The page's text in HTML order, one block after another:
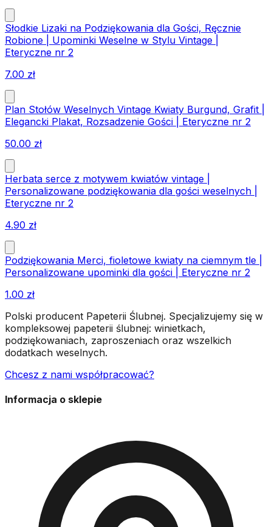
Słodkie Lizaki na Podziękowania dla Gości, Ręcznie
Robione | Upominki Weselne w Stylu Vintage |
Eteryczne nr 2
7.00 zł
Plan Stołów Weselnych Vintage Kwiaty Burgund, Grafit |
Elegancki Plakat, Rozsadzenie Gości | Eteryczne nr 2
50.00 zł
Herbata serce z motywem kwiatów vintage |
Personalizowane podziękowania dla gości weselnych |
Eteryczne nr 2
4.90 zł
Podziękowania Merci, fioletowe kwiaty na ciemnym tle |
Personalizowane upominki dla gości | Eteryczne nr 2
1.00 zł
Polski producent Papeterii Ślubnej. Specjalizujemy się w
kompleksowej papeterii ślubnej: winietkach,
podziękowaniach, zaproszeniach oraz wszelkich
dodatkach weselnych.
Chcesz z nami współpracować?
Informacja o sklepie